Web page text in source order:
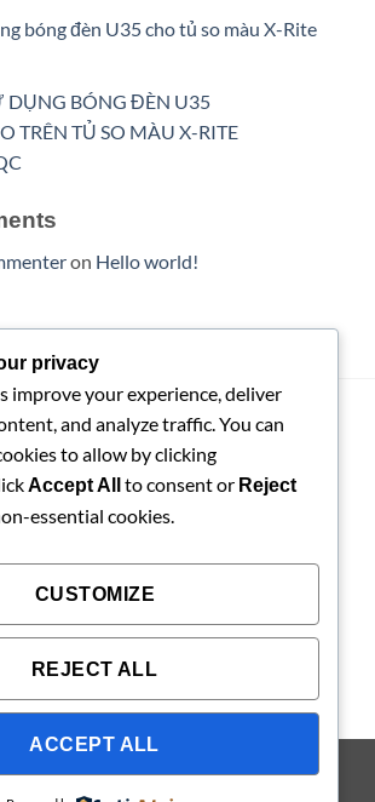
bóng đèn U35 cho tủ so màu X-Rite
DỤNG BÓNG ĐÈN U35
TRÊN TỦ SO MÀU X-RITE
on Hello world!
nhà vườn liền kề Ba Son), Khu phố
Long Phước, TP Hồ Chí Minh, Việt
PayPal Stripe MasterCard
Cash
privacy
improve your experience, deliver
and analyze traffic. You can
to allow by clicking
Accept All to consent or Reject
essential cookies.
CUSTOMIZE
REJECT ALL
ACCEPT ALL